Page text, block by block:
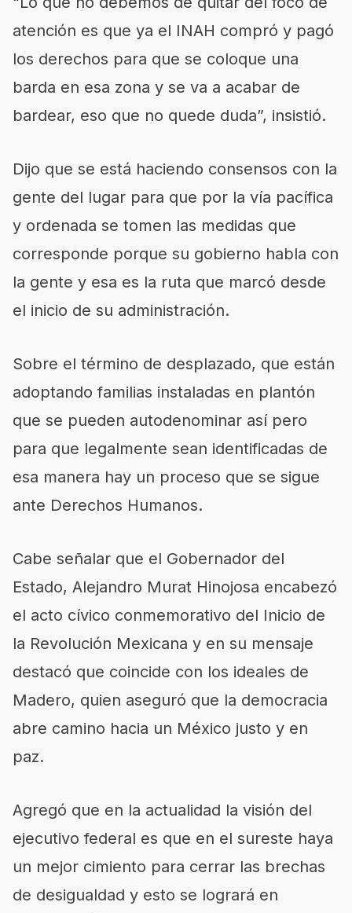
atención es que ya el INAH compró y pagó
los derechos para que se coloque una
barda en esa zona y se va a acabar de
bardear, eso que no quede duda”, insistió.
Dijo que se está haciendo consensos con la
gente del lugar para que por la vía pacífica
y ordenada se tomen las medidas que
corresponde porque su gobierno habla con
la gente y esa es la ruta que marcó desde
el inicio de su administración.
Sobre el término de desplazado, que están
adoptando familias instaladas en plantón
que se pueden autodenominar así pero
para que legalmente sean identificadas de
esa manera hay un proceso que se sigue
ante Derechos Humanos.
Cabe señalar que el Gobernador del
Estado, Alejandro Murat Hinojosa encabezó
el acto cívico conmemorativo del Inicio de
la Revolución Mexicana y en su mensaje
destacó que coincide con los ideales de
Madero, quien aseguró que la democracia
abre camino hacia un México justo y en
paz.
Agregó que en la actualidad la visión del
ejecutivo federal es que en el sureste haya
un mejor cimiento para cerrar las brechas
de desigualdad y esto se logrará en